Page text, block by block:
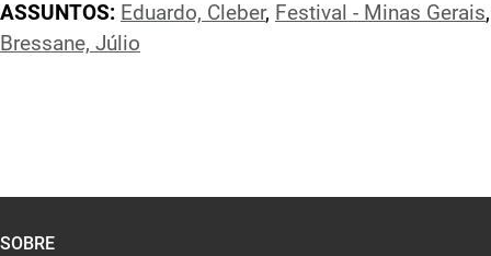
ASSUNTOS: Eduardo, Cleber, Festival - Minas Gerais
Bressane, Júlio
SOBRE